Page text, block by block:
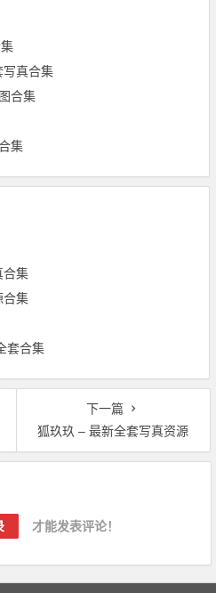
写真合集
合集
集
合集
合集
套合集
下一篇
狐玖玖 – 最新全套写真资源
才能发表评论！